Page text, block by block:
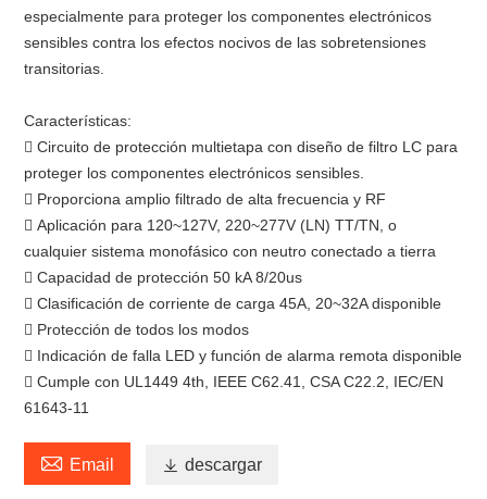
especialmente para proteger los componentes electrónicos
sensibles contra los efectos nocivos de las sobretensiones
transitorias.
Características:
 Circuito de protección multietapa con diseño de filtro LC para
proteger los componentes electrónicos sensibles.
 Proporciona amplio filtrado de alta frecuencia y RF
 Aplicación para 120~127V, 220~277V (LN) TT/TN, o
cualquier sistema monofásico con neutro conectado a tierra
 Capacidad de protección 50 kA 8/20us
 Clasificación de corriente de carga 45A, 20~32A disponible
 Protección de todos los modos
 Indicación de falla LED y función de alarma remota disponible
 Cumple con UL1449 4th, IEEE C62.41, CSA C22.2, IEC/EN
61643-11
 Email  descargar